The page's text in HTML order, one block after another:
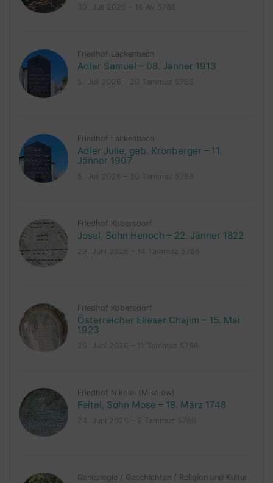
Friedhof Lackenbach
Adler Samuel – 08. Jänner 1913
Friedhof Lackenbach
Adler Julie, geb. Kronberger – 11.
Jänner 1907
Friedhof Kobersdorf
Josel, Sohn Henoch – 22. Jänner 1822
Friedhof Kobersdorf
Österreicher Elieser Chajim – 15. Mai
1923
Friedhof Nikolai (Mikolow)
Feitel, Sohn Mose – 18. März 1748
Genealogie / Geschichten / Religion und Kultur